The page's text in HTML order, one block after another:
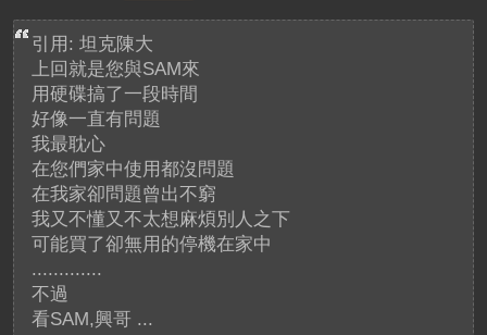
引用: 坦克陳大
上回就是您與SAM來
用硬碟搞了一段時間
好像一直有問題
我最耽心
在您們家中使用都沒問題
在我家卻問題曾出不窮
我又不懂又不太想麻煩別人之下
可能買了卻無用的停機在家中
.............
不過
看SAM,興哥 ...